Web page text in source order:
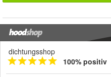
dichtungsshop
100% positiv